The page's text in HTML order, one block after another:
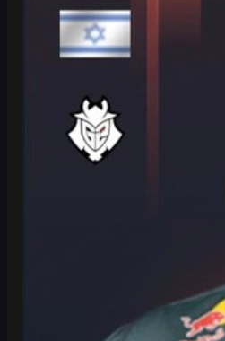
HeavyGod en el Major de
skins CS2
Entrevista extendida a HeavyGod
G2, su rol de ancla, mentalidad
experiencia con skins CS2.
junio 17, 2026